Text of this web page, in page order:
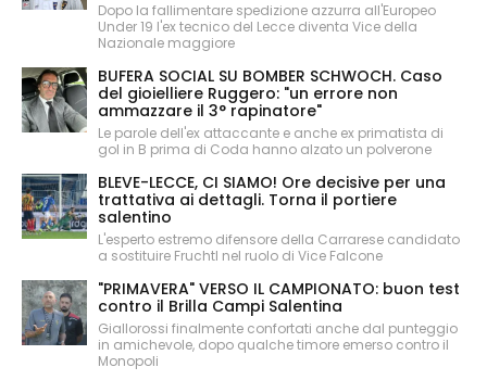
Dopo la fallimentare spedizione azzurra all'Europeo
Under 19 l'ex tecnico del Lecce diventa Vice della
Nazionale maggiore
BUFERA SOCIAL SU BOMBER SCHWOCH. Caso
del gioielliere Ruggero: "un errore non
ammazzare il 3° rapinatore"
Le parole dell'ex attaccante e anche ex primatista di
gol in B prima di Coda hanno alzato un polverone
BLEVE-LECCE, CI SIAMO! Ore decisive per una
trattativa ai dettagli. Torna il portiere
salentino
L'esperto estremo difensore della Carrarese candidato
a sostituire Fruchtl nel ruolo di Vice Falcone
"PRIMAVERA" VERSO IL CAMPIONATO: buon test
contro il Brilla Campi Salentina
Giallorossi finalmente confortati anche dal punteggio
in amichevole, dopo qualche timore emerso contro il
Monopoli